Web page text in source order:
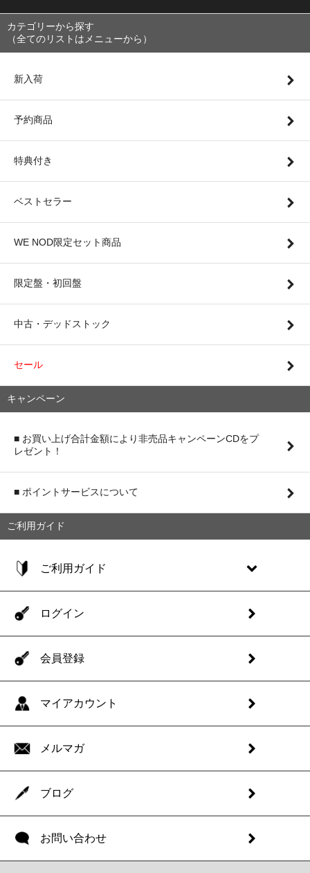
カテゴリーから探す
（全てのリストはメニューから）
新入荷
予約商品
特典付き
ベストセラー
WE NOD限定セット商品
限定盤・初回盤
中古・デッドストック
セール
キャンペーン
■ お買い上げ合計金額により非売品キャンペーンCDをプ
レゼント！
■ ポイントサービスについて
ご利用ガイド
ご利用ガイド
ログイン
会員登録
マイアカウント
メルマガ
ブログ
お問い合わせ